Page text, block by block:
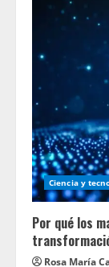
Ciencia y
Por qué los
Rosa María